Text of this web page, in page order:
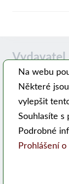
Vydavatel
Časopis
Pracovní
Hlavní 99, 753
Kontakty
Na webu
Některé
vylepšit
Souhlasíte s
Podrobné
Prohlášení